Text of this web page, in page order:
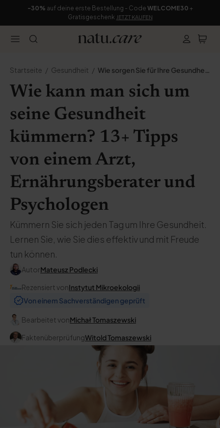
-30% auf deine erste Bestellung - Code WELCOME30 +
Gratisgeschenk JETZT KAUFEN
Startseite Gesundheit Wie sorgen Sie für Ihre Gesundheit?
Wie kann man sich um
seine Gesundheit
kümmern? 13+ Tipps
von einem Arzt,
Ernährungsberater und
Psychologen
Kümmern Sie sich jeden Tag um Ihre Gesundheit.
Lernen Sie, wie Sie dies effektiv und mit Freude
tun können.
AutorMateusz Podlecki
Rezensiert vonInstytut Mikroekologii
Von einem Sachverständigen geprüft
Bearbeitet vonMichał Tomaszewski
FaktenüberprüfungWitold Tomaszewski